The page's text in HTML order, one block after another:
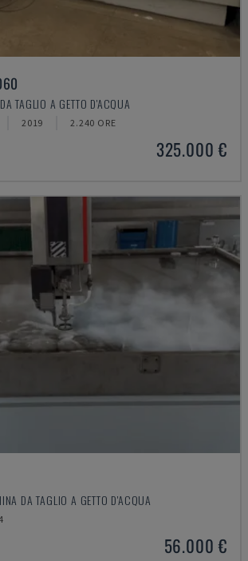
TAGLIO A GETTO D'ACQUA
2019 2.240 ORE
325.000 €
DA TAGLIO A GETTO D'ACQUA
56.000 €